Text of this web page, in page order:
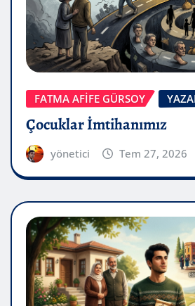
FATMA AFİFE GÜRSOY
Çocuklar İmtihanımız
yönetici Tem 27, 2026